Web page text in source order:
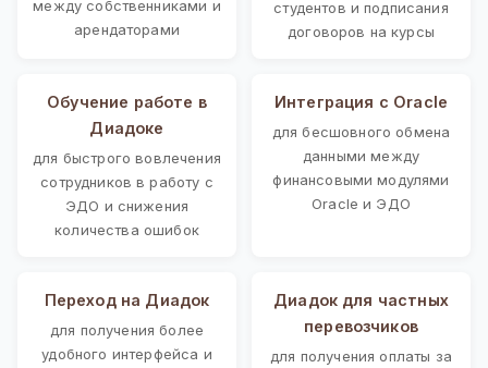
между собственниками и
арендаторами
студентов и подписания
договоров на курсы
Обучение работе в
Диадоке
для быстрого вовлечения
сотрудников в работу с
ЭДО и снижения
количества ошибок
Интеграция с Oracle
для бесшовного обмена
данными между
финансовыми модулями
Oracle и ЭДО
Переход на Диадок
для получения более
удобного интерфейса и
Диадок для частных
перевозчиков
для получения оплаты за